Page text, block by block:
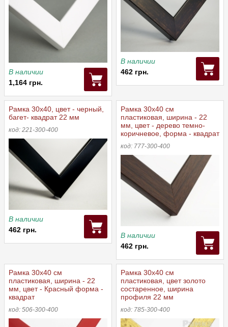
В наличии
1,164 грн.
В наличии
462 грн.
Рамка 30х40, цвет - черный,
багет- квадрат 22 мм
код: 221-300-400
В наличии
462 грн.
Рамка 30x40 см
пластиковая, ширина - 22
мм, цвет - дерево темно-
коричневое, форма - квадрат
код: 777-300-400
В наличии
462 грн.
Рамка 30x40 см
пластиковая, ширина - 22
мм, цвет - Красный форма -
квадрат
код: 506-300-400
Рамка 30х40 см
пластиковая, цвет золото
состаренное, ширина
профиля 22 мм
код: 785-300-400